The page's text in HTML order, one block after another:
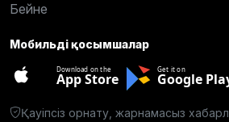
Бейне
Мобильді қосымшалар
Download on the
App Store
Get it on
Google
Қауіпсіз орнату, жарнамасыз